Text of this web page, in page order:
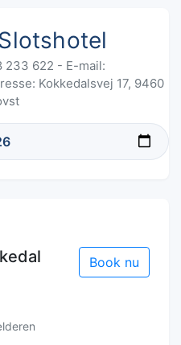
233 622 - E-mail:
Kokkedalsvej 17, 9460
Book nu